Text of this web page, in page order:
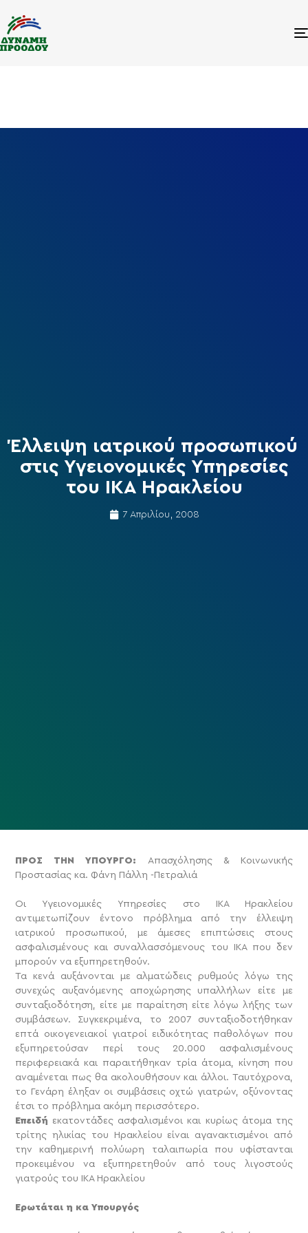
Έλλειψη ιατρικού προσωπικού
στις Υγειονομικές Υπηρεσίες
του ΙΚΑ Ηρακλείου
7 Απριλίου, 2008
ΠΡΟΣ ΤΗΝ ΥΠΟΥΡΓΟ:
Απασχόλησης & Κοινωνικής
Προστασίας κα. Φάνη Πάλλη -Πετραλιά
Οι Υγειονομικές Υπηρεσίες στο ΙΚΑ Ηρακλείου
αντιμετωπίζουν έντονο πρόβλημα από την έλλειψη
ιατρικού προσωπικού, με άμεσες επιπτώσεις στους
ασφαλισμένους και συναλλασσόμενους του ΙΚΑ που δεν
μπορούν να εξυπηρετηθούν.
Τα κενά αυξάνονται με αλματώδεις ρυθμούς λόγω της
συνεχώς αυξανόμενης αποχώρησης υπαλλήλων είτε με
συνταξιοδότηση, είτε με παραίτηση είτε λόγω λήξης των
συμβάσεων. Συγκεκριμένα, το 2007 συνταξιοδοτήθηκαν
επτά οικογενειακοί γιατροί ειδικότητας παθολόγων που
εξυπηρετούσαν περί τους 20.000 ασφαλισμένους
περιφερειακά και παραιτήθηκαν τρία άτομα, κίνηση που
αναμένεται πως θα ακολουθήσουν και άλλοι. Ταυτόχρονα,
το Γενάρη έληξαν οι συμβάσεις οχτώ γιατρών, οξύνοντας
έτσι το πρόβλημα ακόμη περισσότερο.
Επειδή εκατοντάδες ασφαλισμένοι και κυρίως άτομα της
τρίτης ηλικίας του Ηρακλείου είναι αγανακτισμένοι από
την καθημερινή πολύωρη ταλαιπωρία που υφίστανται
προκειμένου να εξυπηρετηθούν από τους λιγοστούς
γιατρούς του ΙΚΑ Ηρακλείου
Ερωτάται η κα Υπουργός